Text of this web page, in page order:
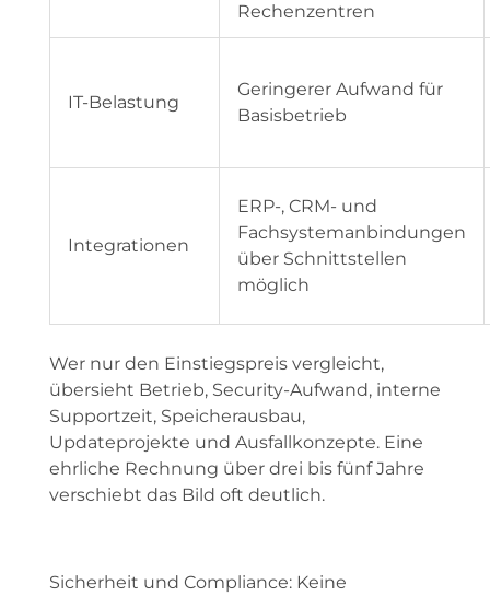
Rechenzentren
IT-Belastung
Geringerer Aufwand für
Basisbetrieb
Integrationen
ERP-, CRM- und
Fachsystemanbindungen
über Schnittstellen
möglich
Wer nur den Einstiegspreis vergleicht,
übersieht Betrieb, Security-Aufwand, interne
Supportzeit, Speicherausbau,
Updateprojekte und Ausfallkonzepte. Eine
ehrliche Rechnung über drei bis fünf Jahre
verschiebt das Bild oft deutlich.
Sicherheit und Compliance: Keine